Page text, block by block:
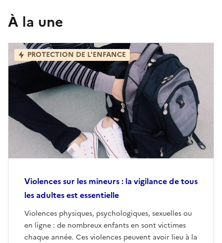
À la une
Violences sur les mineurs : la vigilance de tous
les adultes est essentielle
Violences physiques, psychologiques, sexuelles ou
en ligne : de nombreux enfants en sont victimes
chaque année. Ces violences peuvent avoir lieu à la
PROTECTION DE L'ENFANCE